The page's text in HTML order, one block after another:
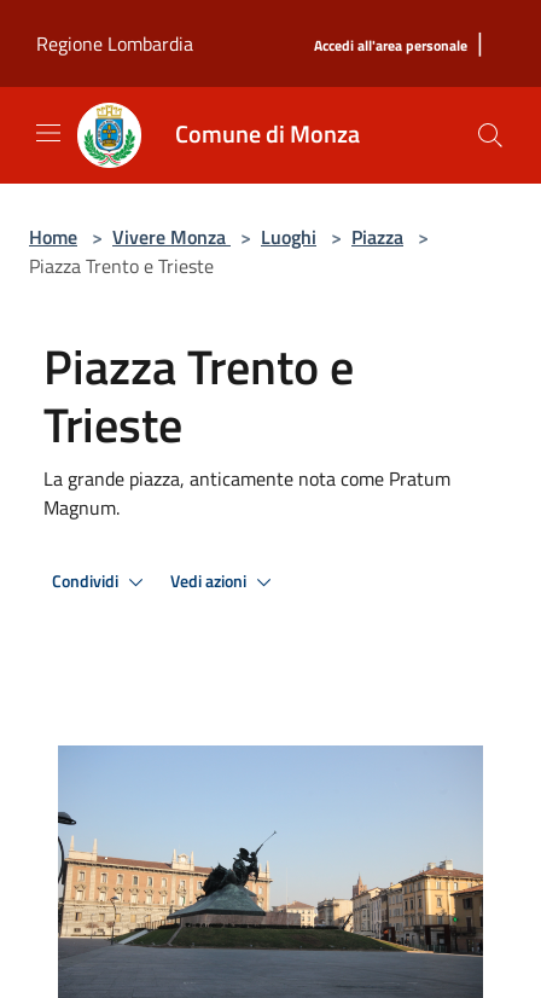
Regione Lombardia
Accedi all'area personale |
Comune di Monza
Home > Vivere Monza > Luoghi > Piazza >
Piazza Trento e Trieste
Piazza Trento e
Trieste
La grande piazza, anticamente nota come Pratum
Magnum.
Condividi Vedi azioni